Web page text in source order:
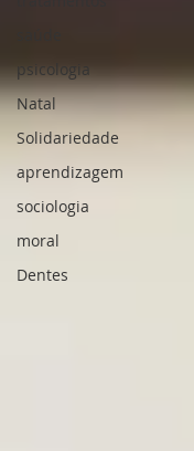
psicologia
Natal
Solidariedade
aprendizagem
sociologia
moral
Dentes